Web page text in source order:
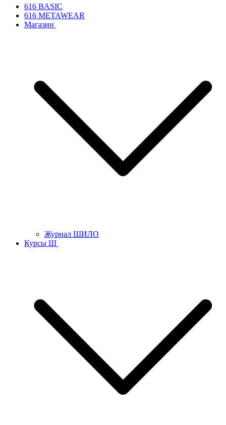
616 BASIC
616 METAWEAR
Магазин
Журнал ШИЛО
Курсы Щ